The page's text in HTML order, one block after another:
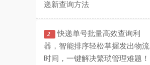
递新查询方法
2
快递单号批量高效查询利
器，智能排序轻松掌握发出物流
时间，一键解决繁琐管理难题！